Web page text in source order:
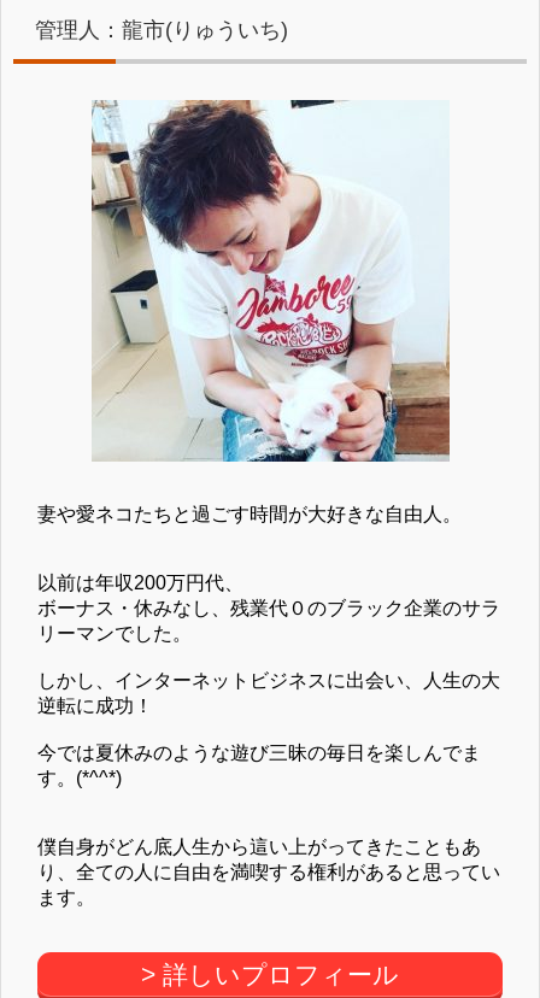
管理人：龍市(りゅういち)
妻や愛ネコたちと過ごす時間が大好きな自由人。
以前は年収200万円代、
ボーナス・休みなし、残業代０のブラック企業のサラ
リーマンでした。
しかし、インターネットビジネスに出会い、人生の大
逆転に成功！
今では夏休みのような遊び三昧の毎日を楽しんでま
す。(*^^*)
僕自身がどん底人生から這い上がってきたこともあ
り、全ての人に自由を満喫する権利があると思ってい
ます。
> 詳しいプロフィール